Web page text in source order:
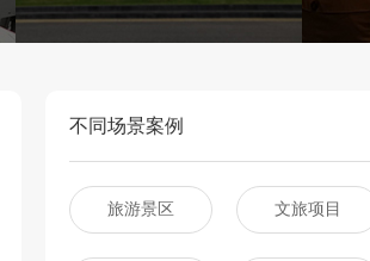
不同场景案例
旅游景区 文旅项目